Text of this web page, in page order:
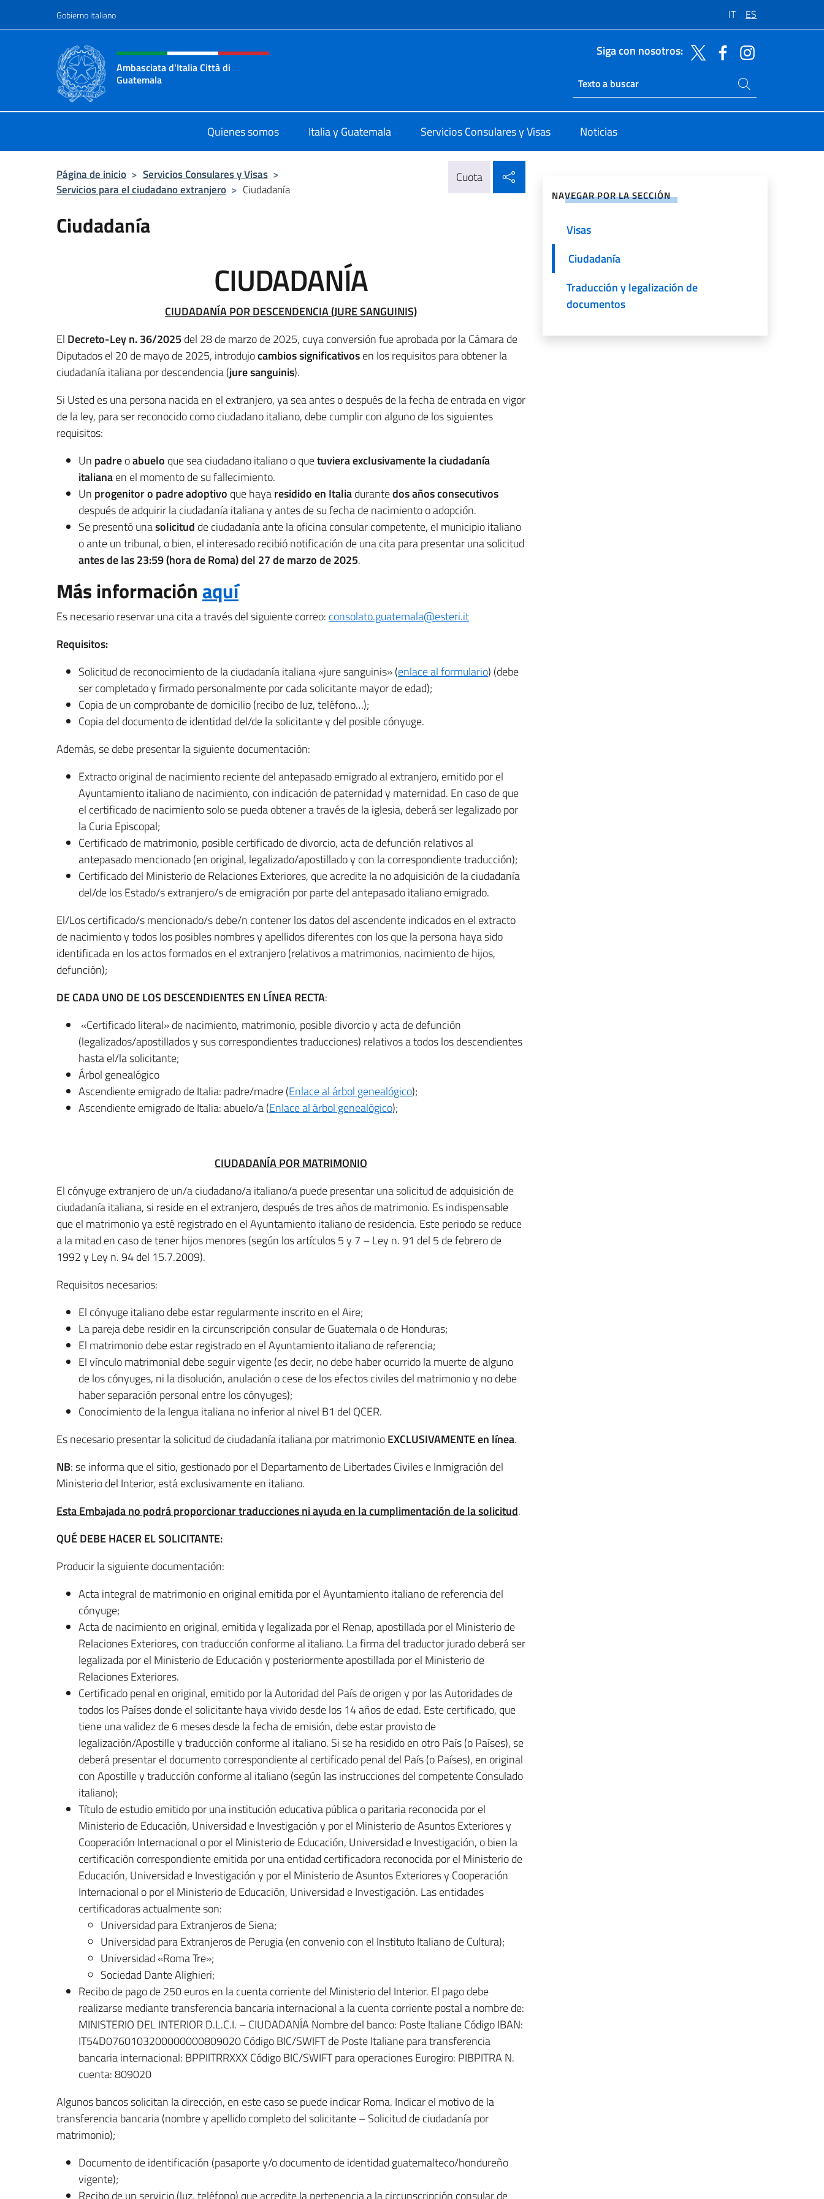
Gobierno italiano IT ES
Encabezado del sitio web, redes sociales y menú
Ambasciata d'Italia Città di
Guatemala
Siga con nosotros:
Ricerca sito live
Buscar en el sitio
Quienes somos Italia y Guatemala Servicios Consulares y Visas Noticias
Página de inicio > Servicios Consulares y Visas >
Servicios para el ciudadano extranjero > Ciudadanía
Cuota
Ciudadanía
CIUDADANÍA
CIUDADANÍA POR DESCENDENCIA (JURE SANGUINIS)
El Decreto-Ley n. 36/2025 del 28 de marzo de 2025, cuya conversión fue aprobada por la Cámara de
Diputados el 20 de mayo de 2025, introdujocambios significativosen los requisitos para obtener la
ciudadanía italiana por descendencia (jure sanguinis).
Si Usted es una persona nacida en el extranjero, ya sea antes o después de la fecha de entrada en vigor
de la ley, para ser reconocido como ciudadano italiano, debe cumplir con alguno de los siguientes
requisitos:
Un padreoabuelo que sea ciudadano italiano o quetuviera exclusivamente la ciudadanía
italianaen el momento de su fallecimiento.
Un progenitor o padre adoptivo que hayaresidido en Italiadurantedos años consecutivos
después de adquirir la ciudadanía italiana y antes de su fecha de nacimiento o adopción.
Se presentó unasolicitud de ciudadanía ante la oficina consular competente, el municipio italiano
o ante un tribunal, o bien, el interesado recibió notificación de una cita para presentar una solicitud
antes de las 23:59 (hora de Roma) del 27 de marzo de 2025.
Más información aquí
Es necesario reservar una cita a través del siguiente correo: consolato.guatemala@esteri.it
Requisitos:
Solicitud de reconocimiento de la ciudadanía italiana «jure sanguinis» (enlace al formulario) (debe
ser completado y firmado personalmente por cada solicitante mayor de edad);
Copia de un comprobante de domicilio (recibo de luz, teléfono…);
Copia del documento de identidad del/de la solicitante y del posible cónyuge.
Además, se debe presentar la siguiente documentación:
Extracto original de nacimiento reciente del antepasado emigrado al extranjero, emitido por el
Ayuntamiento italiano de nacimiento, con indicación de paternidad y maternidad. En caso de que
el certificado de nacimiento solo se pueda obtener a través de la iglesia, deberá ser legalizado por
la Curia Episcopal;
Certificado de matrimonio, posible certificado de divorcio, acta de defunción relativos al
antepasado mencionado (en original, legalizado/apostillado y con la correspondiente traducción);
Certificado del Ministerio de Relaciones Exteriores, que acredite la no adquisición de la ciudadanía
del/de los Estado/s extranjero/s de emigración por parte del antepasado italiano emigrado.
El/Los certificado/s mencionado/s debe/n contener los datos del ascendente indicados en el extracto
de nacimiento y todos los posibles nombres y apellidos diferentes con los que la persona haya sido
identificada en los actos formados en el extranjero (relativos a matrimonios, nacimiento de hijos,
defunción);
DE CADA UNO DE LOS DESCENDIENTES EN LÍNEA RECTA:
«Certificado literal» de nacimiento, matrimonio, posible divorcio y acta de defunción
(legalizados/apostillados y sus correspondientes traducciones) relativos a todos los descendientes
hasta el/la solicitante;
Árbol genealógico
Ascendiente emigrado de Italia: padre/madre (Enlace al árbol genealógico);
Ascendiente emigrado de Italia: abuelo/a (Enlace al árbol genealógico);
CIUDADANÍA POR MATRIMONIO
El cónyuge extranjero de un/a ciudadano/a italiano/a puede presentar una solicitud de adquisición de
ciudadanía italiana, si reside en el extranjero, después de tres años de matrimonio. Es indispensable
que el matrimonio ya esté registrado en el Ayuntamiento italiano de residencia. Este periodo se reduce
a la mitad en caso de tener hijos menores (según los artículos 5 y 7 – Ley n. 91 del 5 de febrero de
1992 y Ley n. 94 del 15.7.2009).
Requisitos necesarios:
El cónyuge italiano debe estar regularmente inscrito en el Aire;
La pareja debe residir en la circunscripción consular de Guatemala o de Honduras;
El matrimonio debe estar registrado en el Ayuntamiento italiano de referencia;
El vínculo matrimonial debe seguir vigente (es decir, no debe haber ocurrido la muerte de alguno
de los cónyuges, ni la disolución, anulación o cese de los efectos civiles del matrimonio y no debe
haber separación personal entre los cónyuges);
Conocimiento de la lengua italiana no inferior al nivel B1 del QCER.
Es necesario presentar la solicitud de ciudadanía italiana por matrimonioEXCLUSIVAMENTE en línea.
NB: se informa que el sitio, gestionado por el Departamento de Libertades Civiles e Inmigración del
Ministerio del Interior, está exclusivamente en italiano.
Esta Embajada no podrá proporcionar traducciones ni ayuda en la cumplimentación de la solicitud.
QUÉ DEBE HACER EL SOLICITANTE:
Producir la siguiente documentación:
Acta integral de matrimonio en original emitida por el Ayuntamiento italiano de referencia del
cónyuge;
Acta de nacimiento en original, emitida y legalizada por el Renap, apostillada por el Ministerio de
Relaciones Exteriores, con traducción conforme al italiano. La firma del traductor jurado deberá ser
legalizada por el Ministerio de Educación y posteriormente apostillada por el Ministerio de
Relaciones Exteriores.
Certificado penal en original, emitido por la Autoridad del País de origen y por las Autoridades de
todos los Países donde el solicitante haya vivido desde los 14 años de edad. Este certificado, que
tiene una validez de 6 meses desde la fecha de emisión, debe estar provisto de
legalización/Apostille y traducción conforme al italiano. Si se ha residido en otro País (o Países), se
deberá presentar el documento correspondiente al certificado penal del País (o Países), en original
con Apostille y traducción conforme al italiano (según las instrucciones del competente Consulado
italiano);
Título de estudio emitido por una institución educativa pública o paritaria reconocida por el
Ministerio de Educación, Universidad e Investigación y por el Ministerio de Asuntos Exteriores y
Cooperación Internacional o por el Ministerio de Educación, Universidad e Investigación, o bien la
certificación correspondiente emitida por una entidad certificadora reconocida por el Ministerio de
Educación, Universidad e Investigación y por el Ministerio de Asuntos Exteriores y Cooperación
Internacional o por el Ministerio de Educación, Universidad e Investigación. Las entidades
certificadoras actualmente son:
Universidad para Extranjeros de Siena;
Universidad para Extranjeros de Perugia (en convenio con el Instituto Italiano de Cultura);
Universidad «Roma Tre»;
Sociedad Dante Alighieri;
Recibo de pago de 250 euros en la cuenta corriente del Ministerio del Interior. El pago debe
realizarse mediante transferencia bancaria internacional a la cuenta corriente postal a nombre de:
MINISTERIO DEL INTERIOR D.L.C.I. – CIUDADANÍA Nombre del banco: Poste Italiane Código IBAN:
IT54D0760103200000000809020 Código BIC/SWIFT de Poste Italiane para transferencia
bancaria internacional: BPPIITRRXXX Código BIC/SWIFT para operaciones Eurogiro: PIBPITRA N.
cuenta: 809020
Algunos bancos solicitan la dirección, en este caso se puede indicar Roma. Indicar el motivo de la
transferencia bancaria (nombre y apellido completo del solicitante – Solicitud de ciudadanía por
matrimonio);
Documento de identificación (pasaporte y/o documento de identidad guatemalteco/hondureño
vigente);
Recibo de un servicio (luz, teléfono) que acredite la pertenencia a la circunscripción consular de
NAVEGAR POR LA SECCIÓN
Visas
Ciudadanía
Traducción y legalización de
documentos